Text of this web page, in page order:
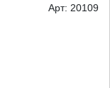
Арт: 20109